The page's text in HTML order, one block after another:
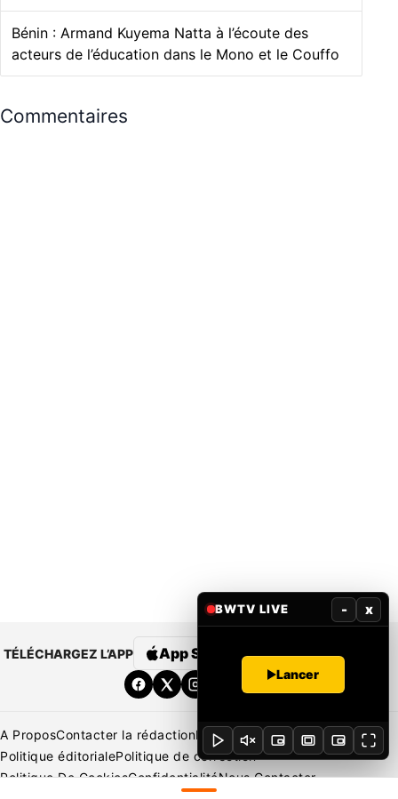
Bénin : Armand Kuyema Natta à l’écoute des
acteurs de l’éducation dans le Mono et le Couffo
Commentaires
TÉLÉCHARGEZ L’APP App Store Google Play
A ProposContacter la rédactionRédaction
Mentions légales
Politique éditorialePolitique de correction
Politique De CookiesConfidentialitéNous Contacter
BWTV LIVE - x
Lancer